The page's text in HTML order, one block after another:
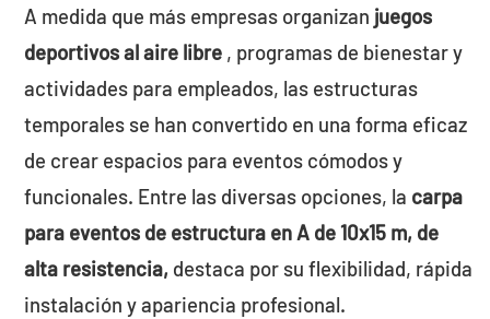
A medida que más empresas organizan juegos
deportivos al aire libre, programas de bienestar y
actividades para empleados, las estructuras
temporales se han convertido en una forma eficaz
de crear espacios para eventos cómodos y
funcionales. Entre las diversas opciones, la carpa
para eventos de estructura en A de 10x15 m, de
alta resistencia, destaca por su flexibilidad, rápida
instalación y apariencia profesional.